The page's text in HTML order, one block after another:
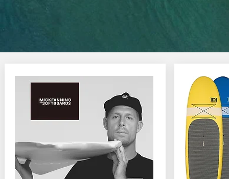
特別価格。 SALE＆USED情報。